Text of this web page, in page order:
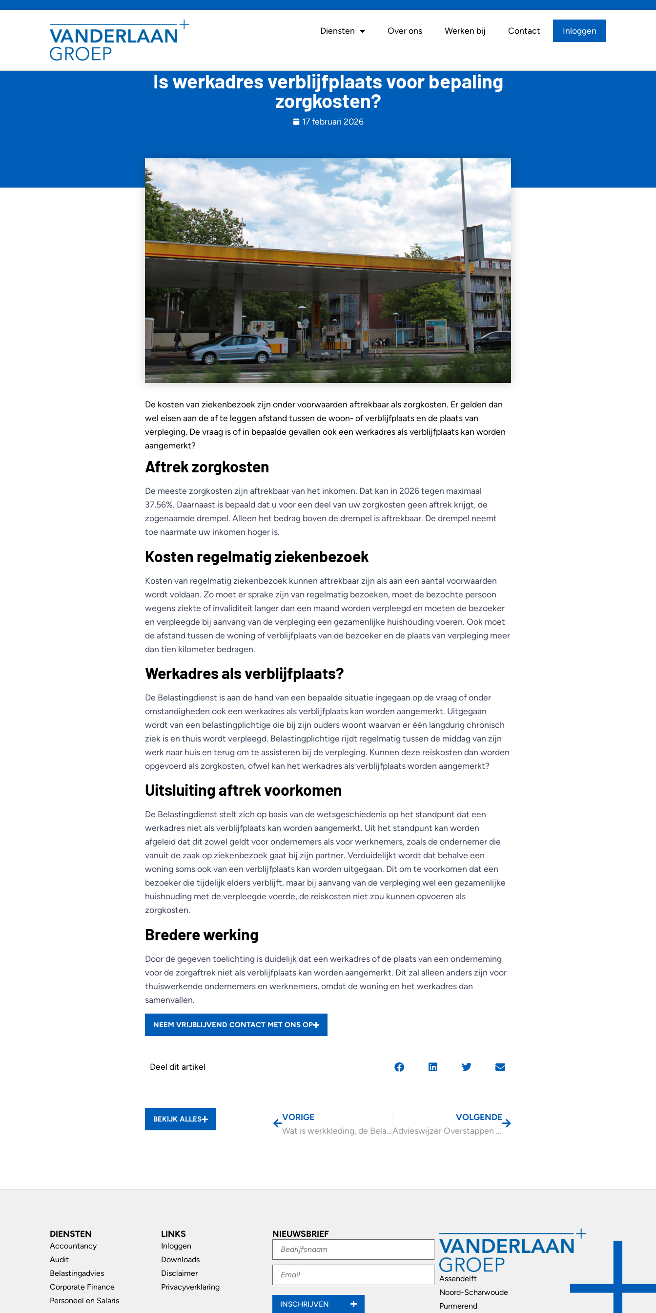
Diensten Over ons Werken bij Contact Inloggen
Is werkadres verblijfplaats voor bepaling
zorgkosten?
17 februari 2026
De kosten van ziekenbezoek zijn onder voorwaarden aftrekbaar als zorgkosten. Er gelden dan
wel eisen aan de af te leggen afstand tussen de woon- of verblijfplaats en de plaats van
verpleging. De vraag is of in bepaalde gevallen ook een werkadres als verblijfplaats kan worden
aangemerkt?
Aftrek zorgkosten
De meeste zorgkosten zijn aftrekbaar van het inkomen. Dat kan in 2026 tegen maximaal
37,56%. Daarnaast is bepaald dat u voor een deel van uw zorgkosten geen aftrek krijgt, de
zogenaamde drempel. Alleen het bedrag boven de drempel is aftrekbaar. De drempel neemt
toe naarmate uw inkomen hoger is.
Kosten regelmatig ziekenbezoek
Kosten van regelmatig ziekenbezoek kunnen aftrekbaar zijn als aan een aantal voorwaarden
wordt voldaan. Zo moet er sprake zijn van regelmatig bezoeken, moet de bezochte persoon
wegens ziekte of invaliditeit langer dan een maand worden verpleegd en moeten de bezoeker
en verpleegde bij aanvang van de verpleging een gezamenlijke huishouding voeren. Ook moet
de afstand tussen de woning of verblijfplaats van de bezoeker en de plaats van verpleging meer
dan tien kilometer bedragen.
Werkadres als verblijfplaats?
De Belastingdienst is aan de hand van een bepaalde situatie ingegaan op de vraag of onder
omstandigheden ook een werkadres als verblijfplaats kan worden aangemerkt. Uitgegaan
wordt van een belastingplichtige die bij zijn ouders woont waarvan er één langdurig chronisch
ziek is en thuis wordt verpleegd. Belastingplichtige rijdt regelmatig tussen de middag van zijn
werk naar huis en terug om te assisteren bij de verpleging. Kunnen deze reiskosten dan worden
opgevoerd als zorgkosten, ofwel kan het werkadres als verblijfplaats worden aangemerkt?
Uitsluiting aftrek voorkomen
De Belastingdienst stelt zich op basis van de wetsgeschiedenis op het standpunt dat een
werkadres niet als verblijfplaats kan worden aangemerkt. Uit het standpunt kan worden
afgeleid dat dit zowel geldt voor ondernemers als voor werknemers, zoals de ondernemer die
vanuit de zaak op ziekenbezoek gaat bij zijn partner. Verduidelijkt wordt dat behalve een
woning soms ook van een verblijfplaats kan worden uitgegaan. Dit om te voorkomen dat een
bezoeker die tijdelijk elders verblijft, maar bij aanvang van de verpleging wel een gezamenlijke
huishouding met de verpleegde voerde, de reiskosten niet zou kunnen opvoeren als
zorgkosten.
Bredere werking
Door de gegeven toelichting is duidelijk dat een werkadres of de plaats van een onderneming
voor de zorgaftrek niet als verblijfplaats kan worden aangemerkt. Dit zal alleen anders zijn voor
thuiswerkende ondernemers en werknemers, omdat de woning en het werkadres dan
samenvallen.
NEEM VRIJBLIJVEND CONTACT MET ONS OP
Deel dit artikel
BEKIJK ALLES
VORIGE
Wat is werkkleding, de Belastingdienst vult aan
VOLGENDE
Advieswijzer Overstappen naar een bv
DIENSTEN
Accountancy
Audit
Belastingadvies
Corporate Finance
Personeel en Salaris
LINKS
Inloggen
Downloads
Disclaimer
Privacyverklaring
NIEUWSBRIEF
INSCHRIJVEN
Assendelft
Noord-Scharwoude
Purmerend